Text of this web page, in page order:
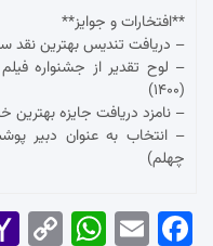
**افتخارات و جوایز**
– دریافت تندیس بهترین نقد
– لوح تقدیر از جشنواره
(۱۴۰۰)
– نامزد دریافت جایزه بهترین
– انتخاب به عنوان دبیر
چهلم)
Fac
Em
Wh
Co